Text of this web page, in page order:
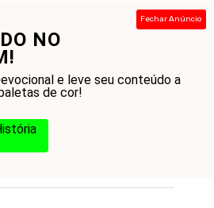
NO
e leve seu conteúdo a
de cor!
Fechar Anúncio